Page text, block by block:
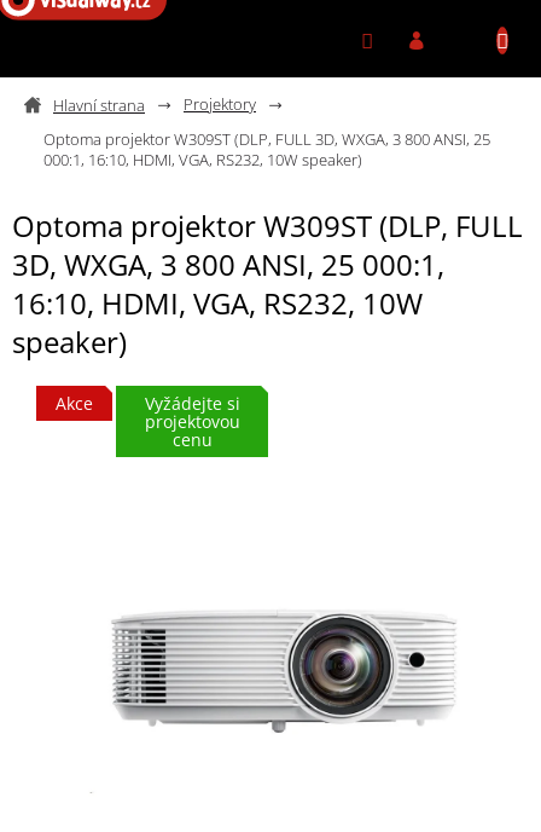
Přejít na obsah
Projektory
Optoma projektor W309ST (DLP, FULL 3D, WXGA, 3 800 ANSI, 25
000:1, 16:10, HDMI, VGA, RS232, 10W speaker)
Optoma projektor W309ST (DLP, FULL
3D, WXGA, 3 800 ANSI, 25 000:1,
16:10, HDMI, VGA, RS232, 10W
speaker)
Akce Vyžádejte si
projektovou
cenu